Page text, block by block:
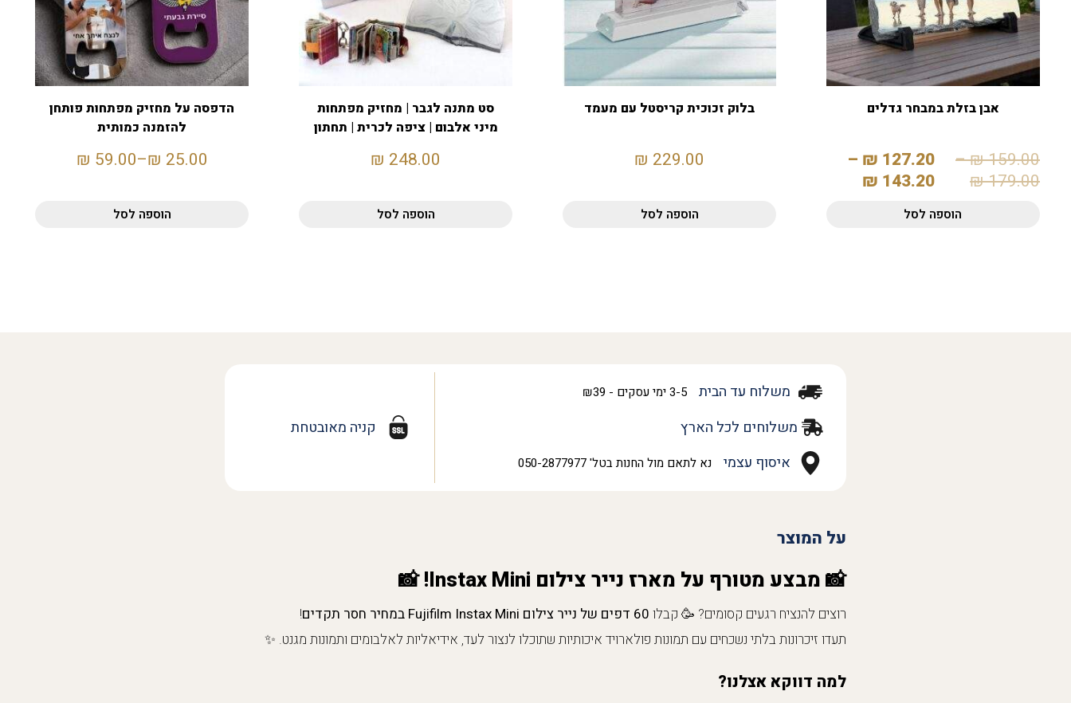
אבן בזלת במבחר גדלים
159.00
₪
–
179.00
₪
127.20
₪
–
143.20
₪
הוספה לסל
בלוק זכוכית קריסטל עם מעמד
229.00
₪
הוספה לסל
סט מתנה לגבר | מחזיק מפתחות
מיני אלבום | ציפה לכרית | תחתון
248.00
₪
הוספה לסל
הדפסה על מחזיק מפתחות פותחן
להזמנה כמותית
25.00
₪
–
59.00
₪
הוספה לסל
משלוח עד הבית 3-5 ימי עסקים - ₪39
משלוחים לכל הארץ
איסוף עצמי
נא לתאם מול החנות בטל' 050-2877977
קניה מאובטחת
על המוצר
📸 מבצע מטורף על מארז נייר צילום Instax Mini! 📸
רוצים להנציח רגעים קסומים? 🥳 קבלו 60 דפים של נייר צילום Fujifilm Instax Mini במחיר חסר תקדים
!
תעדו זיכרונות בלתי נשכחים עם תמונות פולארויד איכותיות שתוכלו לנצור לעד, אידיאליות לאלבומים ותמונות מגנט. ✨
למה דווקא אצלנו?